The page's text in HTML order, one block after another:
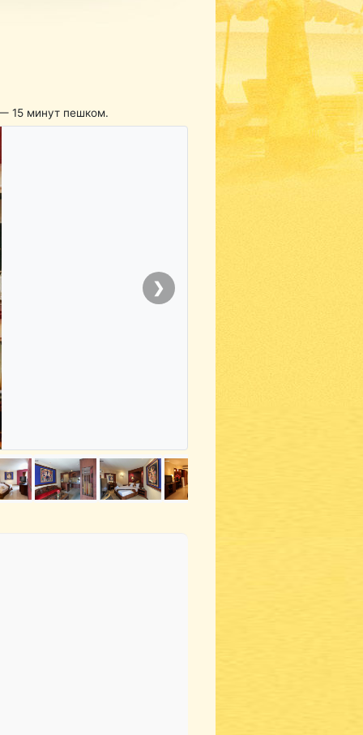
15 минут пешком.
❯